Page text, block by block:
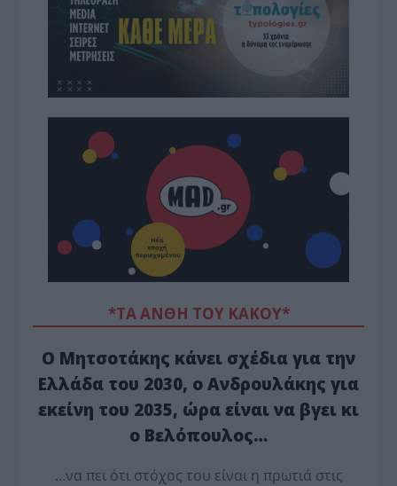
*ΤΑ ΆΝΘΗ ΤΟΥ ΚΑΚΟΎ*
Ο Μητσοτάκης κάνει σχέδια για την
Ελλάδα του 2030, ο Ανδρουλάκης για
εκείνη του 2035, ώρα είναι να βγει κι
ο Βελόπουλος…
…να πει ότι στόχος του είναι η πρωτιά στις